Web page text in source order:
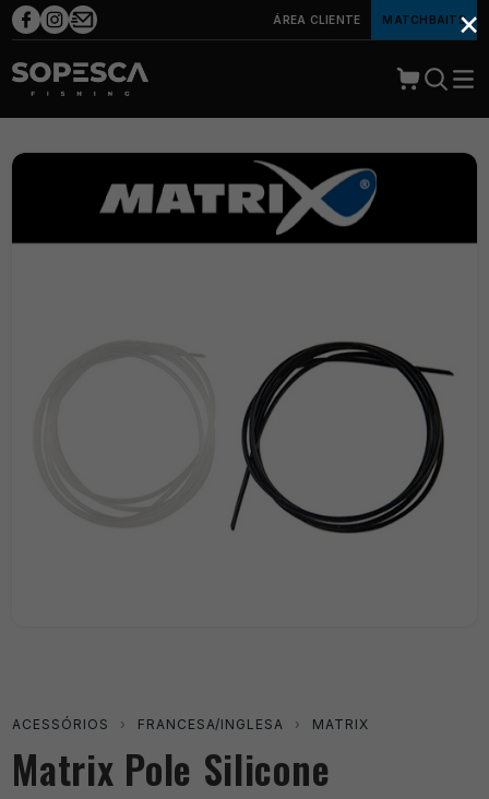
ÁREA CLIENTE MATCHBAITS
ACESSÓRIOS › FRANCESA/INGLESA › MATRIX
Matrix Pole Silicone
×